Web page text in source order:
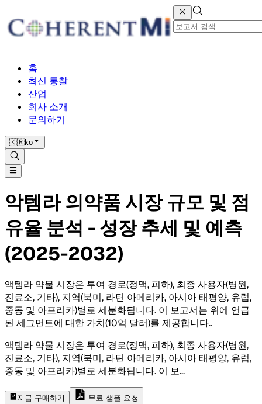
홈
최신 통찰
산업
회사 소개
문의하기
🇰🇷ko
악템라 의약품 시장 규모 및 점
유율 분석 - 성장 추세 및 예측
(2025-2032)
액템라 약물 시장은 투여 경로(정맥, 피하), 최종 사용자(병원,
진료소, 기타), 지역(북미, 라틴 아메리카, 아시아 태평양, 유럽,
중동 및 아프리카)별로 세분화됩니다. 이 보고서는 위에 언급
된 세그먼트에 대한 가치(10억 달러)를 제공합니다..
액템라 약물 시장은 투여 경로(정맥, 피하), 최종 사용자(병원,
진료소, 기타), 지역(북미, 라틴 아메리카, 아시아 태평양, 유럽,
중동 및 아프리카)별로 세분화됩니다. 이 보...
지금 구매하기 무료 샘플 요청